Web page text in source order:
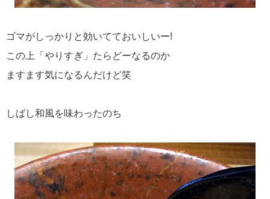
ゴマがしっかりと効いてておいしいー!
この上「やりすぎ」たらどーなるのか
ますます気になるんだけど笑
しばし和風を味わったのち